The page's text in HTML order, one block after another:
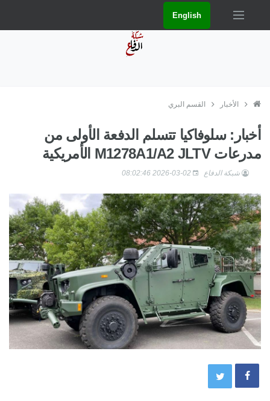
English
الأخبار القسم البري
أخبار: سلوفاكيا تتسلم الدفعة الأولى من
مدرعات M1278A1/A2 JLTV الأمريكية
شبكة الدفاع